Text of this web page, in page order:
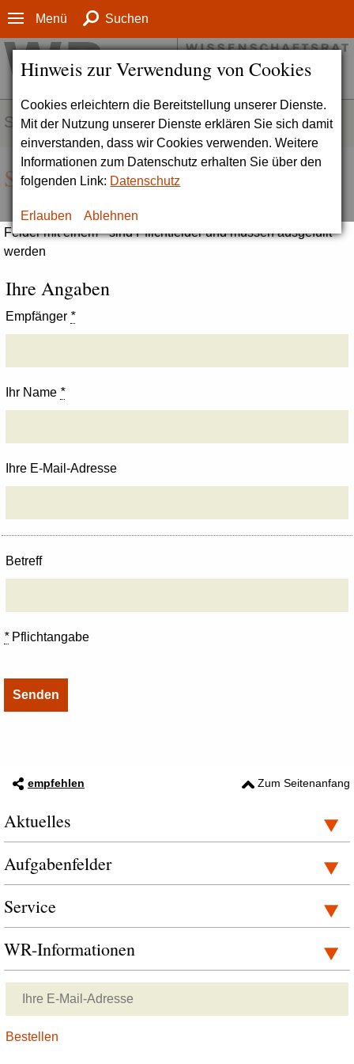
Hinweis zur Verwendung von Cookies
Cookies erleichtern die Bereitstellung unserer Dienste.
Mit der Nutzung unserer Dienste erklären Sie sich damit
einverstanden, dass wir Cookies verwenden. Weitere
Informationen zum Datenschutz erhalten Sie über den
folgenden Link: Datenschutz
Erlauben Ablehnen
Menü Suchen
SERVICE
Seite empfehlen
Felder mit einem * sind Pflichtfelder und müssen ausgefüllt
werden
Ihre Angaben
Empfänger *
Ihr Name *
Ihre E-Mail-Adresse
Betreff
*Pflichtangabe
empfehlen Zum Seitenanfang
Aktuelles
Aufgabenfelder
Service
WR-Informationen